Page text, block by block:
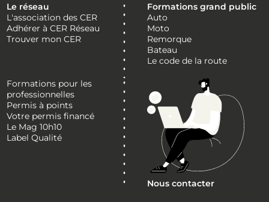
Le réseau
L'association des CER
Adhérer à CER Réseau
Trouver mon CER
Formations grand public
Auto
Moto
Remorque
Bateau
Le code de la route
Formations pour les
professionnelles
Permis à points
Votre permis financé
Le Mag 10h10
Label Qualité
Nous contacter